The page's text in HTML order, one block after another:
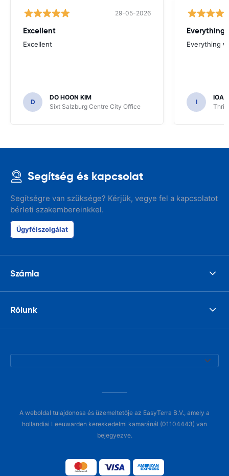
29-05-2026
Excellent
Excellent
D
DO HOON KIM
Sixt Salzburg Centre City Office
Everything
Everything
I
Segítség és kapcsolat
Segítségre van szüksége? Kérjük, vegye fel a kapcsolatot
bérleti szakembereinkkel.
Ügyfélszolgálat
Számla
Rólunk
A weboldal tulajdonosa és üzemeltetője az EasyTerra B.V., amely a
hollandiai Leeuwarden kereskedelmi kamaránál (01104443) van
bejegyezve.